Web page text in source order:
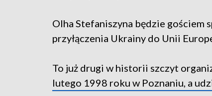
Olha Stefaniszyna będzie gościem
przyłączenia Ukrainy do Unii
To już drugi w historii szczyt
lutego 1998 roku w Poznaniu, a